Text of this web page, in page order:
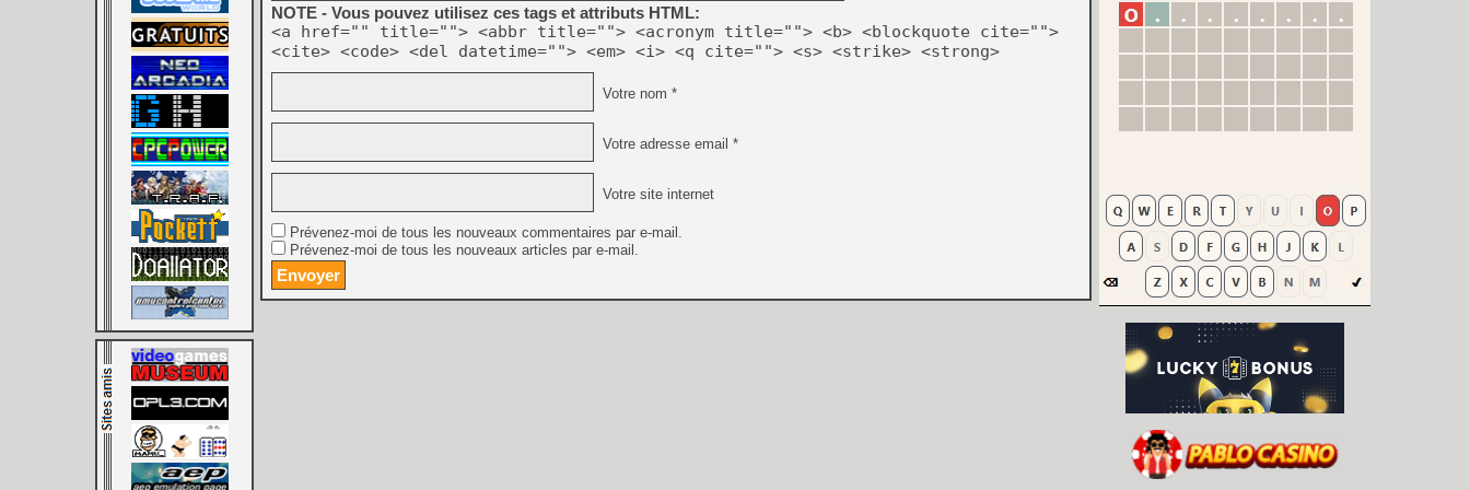
NOTE - Vous pouvez utilisez ces tags et attributs HTML:
<a href="" title=""> <abbr title=""> <acronym title=""> <b> <blockquote cite="">
<cite> <code> <del datetime=""> <em> <i> <q cite=""> <s> <strike> <strong>
Votre nom *
Votre adresse email *
Votre site internet
Prévenez-moi de tous les nouveaux commentaires par e-mail.
Prévenez-moi de tous les nouveaux articles par e-mail.